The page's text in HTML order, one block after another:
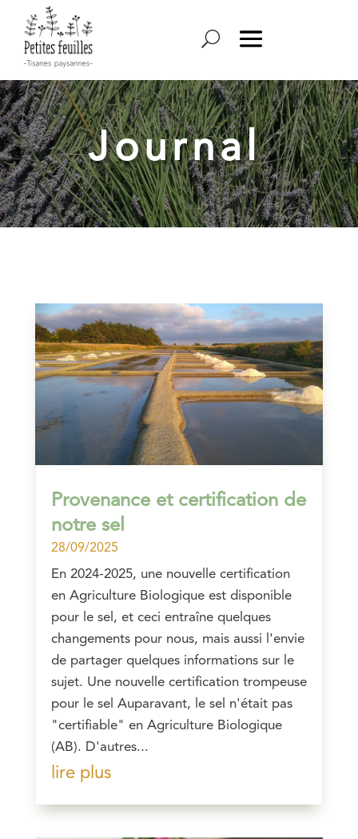
Journal
Provenance et certification de
notre sel
28/09/2025
En 2024-2025, une nouvelle certification
en Agriculture Biologique est disponible
pour le sel, et ceci entraîne quelques
changements pour nous, mais aussi l'envie
de partager quelques informations sur le
sujet. Une nouvelle certification trompeuse
pour le sel Auparavant, le sel n'était pas
"certifiable" en Agriculture Biologique
(AB). D'autres...
lire plus